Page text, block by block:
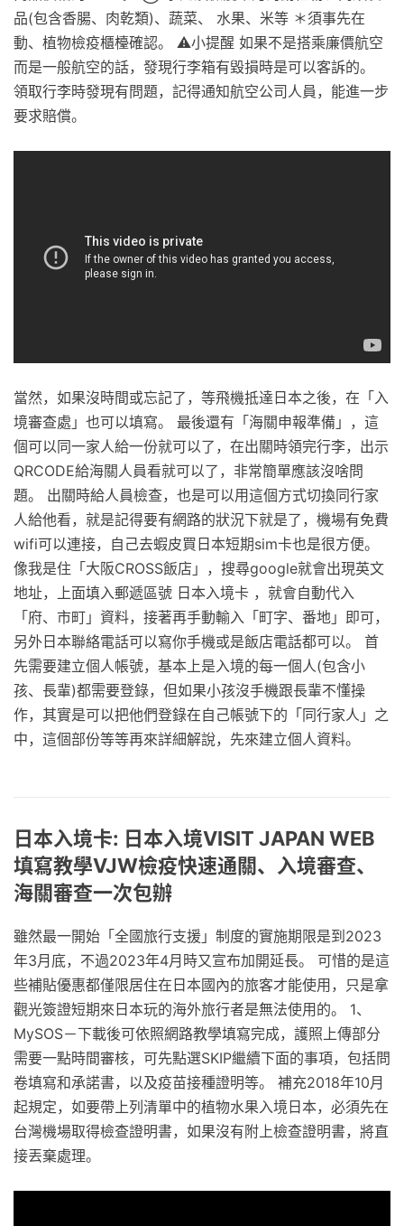
品(包含香腸、肉乾類)、蔬菜、 水果、米等 ＊須事先在
動、植物檢疫櫃檯確認。 ⚠️小提醒 如果不是搭乘廉價航空
而是一般航空的話，發現行李箱有毀損時是可以客訴的。
領取行李時發現有問題，記得通知航空公司人員，能進一步
要求賠償。
當然，如果沒時間或忘記了，等飛機抵達日本之後，在「入
境審查處」也可以填寫。 最後還有「海關申報準備」，這
個可以同一家人給一份就可以了，在出關時領完行李，出示
QRCODE給海關人員看就可以了，非常簡單應該沒啥問
題。 出關時給人員檢查，也是可以用這個方式切換同行家
人給他看，就是記得要有網路的狀況下就是了，機場有免費
wifi可以連接，自己去蝦皮買日本短期sim卡也是很方便。
像我是住「大阪CROSS飯店」，搜尋google就會出現英文
地址，上面填入郵遞區號 日本入境卡 ，就會自動代入
「府、市町」資料，接著再手動輸入「町字、番地」即可，
另外日本聯絡電話可以寫你手機或是飯店電話都可以。 首
先需要建立個人帳號，基本上是入境的每一個人(包含小
孩、長輩)都需要登錄，但如果小孩沒手機跟長輩不懂操
作，其實是可以把他們登錄在自己帳號下的「同行家人」之
中，這個部份等等再來詳細解說，先來建立個人資料。
日本入境卡: 日本入境VISIT JAPAN WEB
填寫教學VJW檢疫快速通關、入境審查、
海關審查一次包辦
雖然最一開始「全國旅行支援」制度的實施期限是到2023
年3月底，不過2023年4月時又宣布加開延長。 可惜的是這
些補貼優惠都僅限居住在日本國內的旅客才能使用，只是拿
觀光簽證短期來日本玩的海外旅行者是無法使用的。 1、
MySOS－下載後可依照網路教學填寫完成，護照上傳部分
需要一點時間審核，可先點選SKIP繼續下面的事項，包括問
卷填寫和承諾書，以及疫苗接種證明等。 補充2018年10月
起規定，如要帶上列清單中的植物水果入境日本，必須先在
台灣機場取得檢查證明書，如果沒有附上檢查證明書，將直
接丟棄處理。